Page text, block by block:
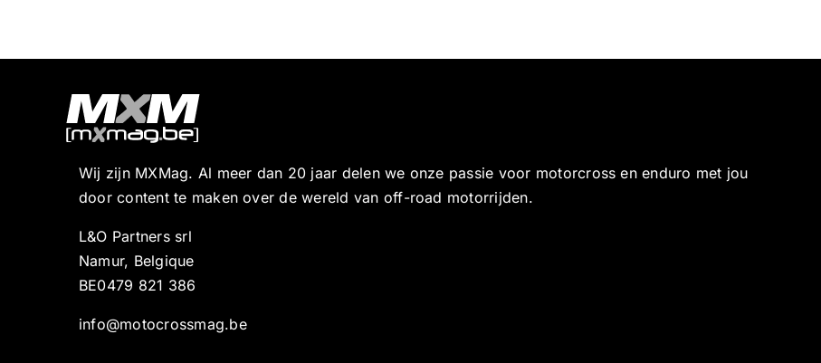
Wij zijn MXMag. Al meer dan 20 jaar delen we onze passie voor motorcross en enduro met jou
door content te maken over de wereld van off-road motorrijden.
L&O Partners srl
Namur, Belgique
BE0479 821 386
info@motocrossmag.be